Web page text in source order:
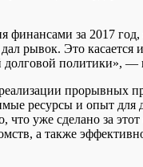
финансами за 2017
рывок. Это касается
долговой политики»,
прорывных
ресурсы и опыт для
что уже сделано за
а также